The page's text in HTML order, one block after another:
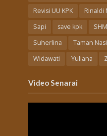
Revisi UU KPK
Rinaldi
Sapi
save kpk SHM
Suherlina
Taman
Widawati
Yuliana
Video Senarai